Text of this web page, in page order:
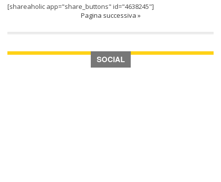
[shareaholic app="share_buttons" id="4638245"]
Pagina successiva »
SOCIAL